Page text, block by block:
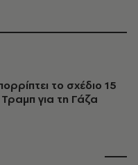
το σχέδιο 15
για τη Γάζα